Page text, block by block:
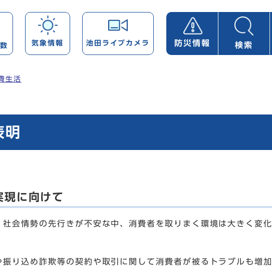
気象情報 池田ライブカメラ 防災情報 検索
生活
現に向けて
会情勢の先行きが不安な中、消費者を取りまく環境は大きく変化
り込め詐欺等の契約や取引に関して消費者が被るトラブルも増加